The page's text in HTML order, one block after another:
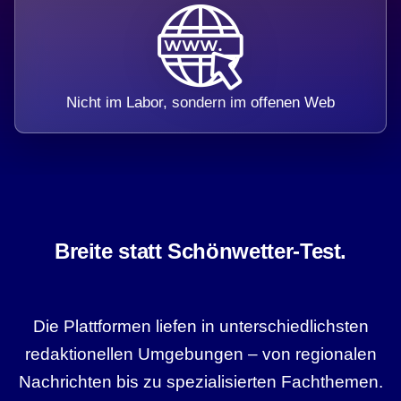
Nicht im Labor, sondern im offenen Web
Breite statt Schönwetter-Test.
Die Plattformen liefen in unterschiedlichsten
redaktionellen Umgebungen – von regionalen
Nachrichten bis zu spezialisierten Fachthemen.